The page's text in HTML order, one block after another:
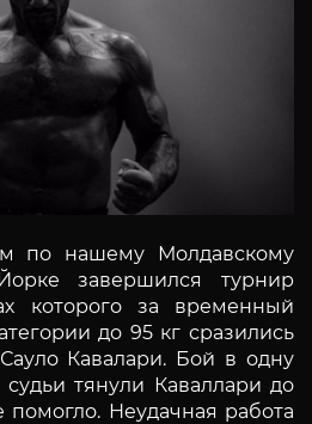
по нашему Молдавскому
завершился турнир
которого за временный
до 95 кг сразились
Кавалари. Бой в одну
тянули Каваллари до
Неудачная работа